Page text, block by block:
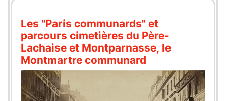
Les "Paris communards" et
parcours cimetières du Père-
Lachaise et Montparnasse, le
Montmartre communard